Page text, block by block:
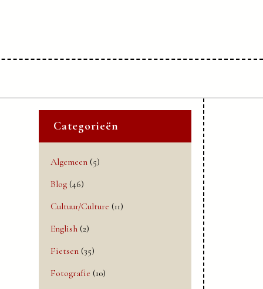
Categorieën
Algemeen (5)
Blog (46)
Cultuur/Culture (11)
English (2)
Fietsen (35)
Fotografie (10)